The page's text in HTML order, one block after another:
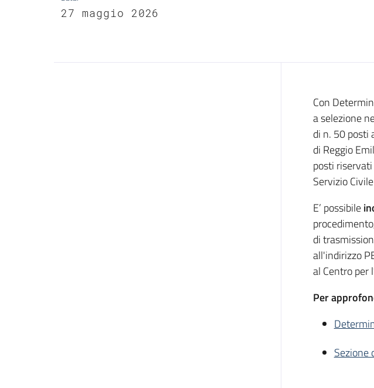
27 maggio 2026
Con
a selezione
di n. 50 posti
di Reggio
posti
Servizio
E’ possibile
di
all'indirizzo
al Centro per
Per
Sezione